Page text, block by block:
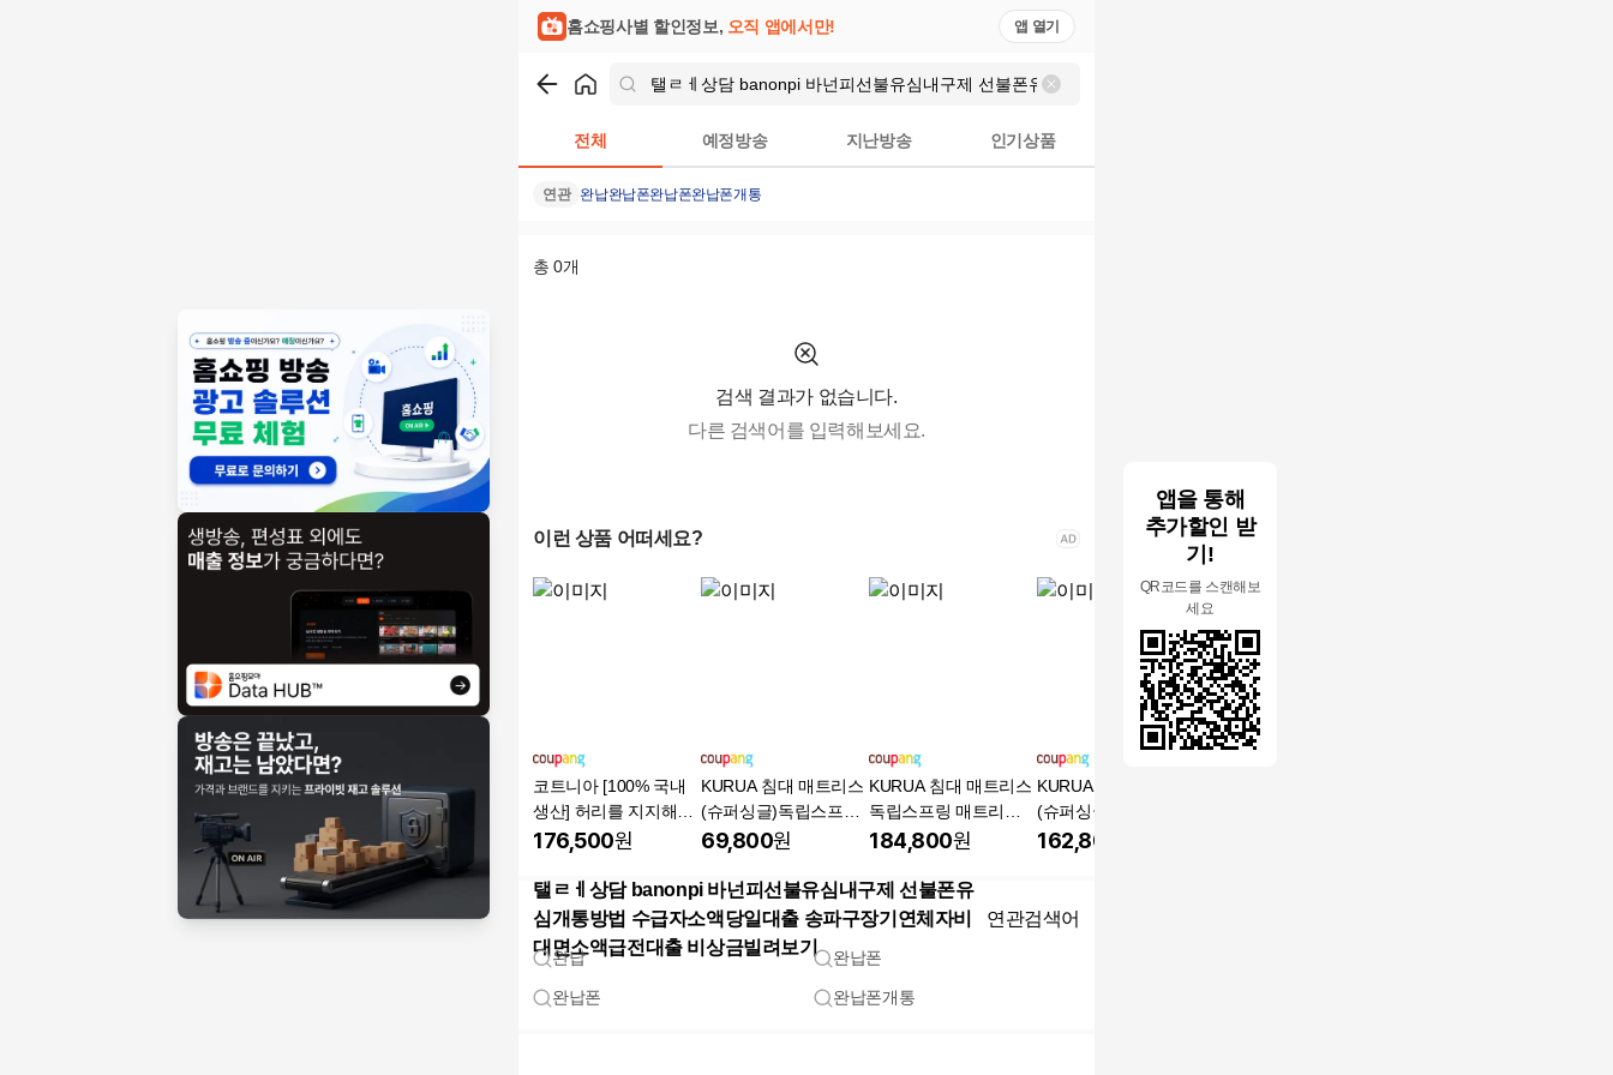
앱을 통해
추가할인 받
기!
QR코드를 스캔해보
세요
홈쇼핑사별 할인정보, 오직 앱에서만! 앱 열기
전체 예정방송 지난방송 인기상품
연관 완납완납폰완납폰완납폰개통
총0개
검색 결과가 없습니다.
다른 검색어를 입력해보세요.
이런 상품 어떠세요?
코트니아 [100% 국내
생산] 허리를 지지해주
는 고탄성 방수 3단 접
정성 검증완료
176,500원
KURUA 침대 매트리스
(슈퍼싱글)독립스프링
매트리스
69,800원
KURUA 침대 매트리스
독립스프링 매트리스,
25cm, 중간
184,800원
KURUA 침대 매트리스
(슈퍼싱글)독립스프링
매트리스, 20cm, 중간
162,800
탤ㄹㅔ상담 banonpi 바넌피선불유심내구제 선불폰유
심개통방법 수급자소액당일대출 송파구장기연체자비
대면소액급전대출 비상금빌려보기
연관검색어
완납 완납폰
완납폰 완납폰개통
탤ㄹㅔ상담 banonpi 바넌피선불유심내구제 선불폰유심개통방법 수급자소액당일대출 송파구장기연체자비대면소... | 홈쇼핑모아